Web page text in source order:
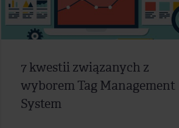
7 kwestii związanych z
wyborem Tag Management
System